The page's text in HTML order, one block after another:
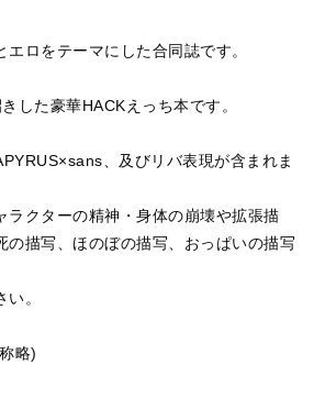
ロをテーマにした合同誌です。
した豪華HACKえっち本です。
、及びリバ表現が含まれま
ラクターの精神・身体の崩壊や拡張描
の描写、ほのぼの描写、おっぱいの描写
。
略)